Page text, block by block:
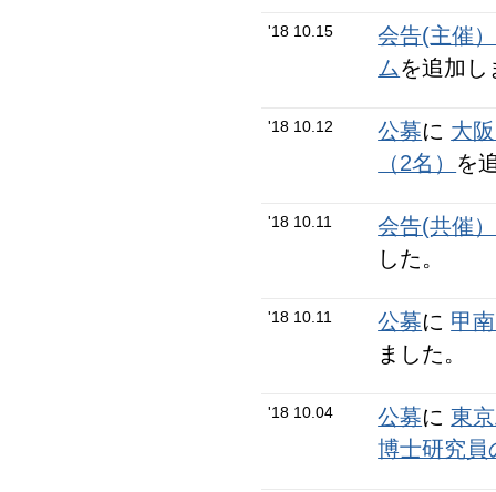
'18 10.15
会告(主催）
ムを追加し
'18 10.12 公募に 大
（2名） を
'18 10.11
会告(共催）
した。
'18 10.11 公募に 甲
ました。
'18 10.04 公募に東
博士研究員